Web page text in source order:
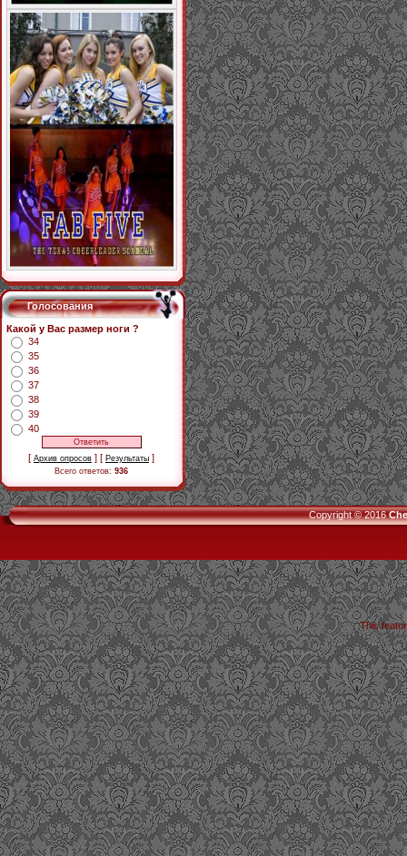
Голосования
Какой у Вас размер ноги ?
34
35
36
37
38
39
40
[ Архив опросов ] [ Результаты ]
Всего ответов: 936
Copyright © 2016
This